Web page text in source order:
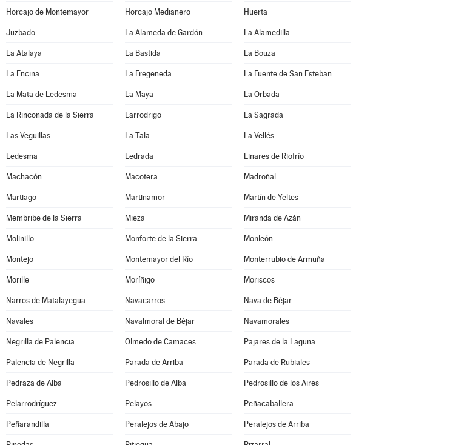
Horcajo de Montemayor Horcajo Medianero Huerta
Juzbado La Alameda de Gardón La Alamedilla
La Atalaya La Bastida La Bouza
La Encina La Fregeneda La Fuente de San Esteban
La Mata de Ledesma La Maya La Orbada
La Rinconada de la Sierra Larrodrigo La Sagrada
Las Veguillas La Tala La Vellés
Ledesma Ledrada Linares de Riofrío
Machacón Macotera Madroñal
Martiago Martinamor Martín de Yeltes
Membribe de la Sierra Mieza Miranda de Azán
Molinillo Monforte de la Sierra Monleón
Montejo Montemayor del Río Monterrubio de Armuña
Morille Moríñigo Moriscos
Narros de Matalayegua Navacarros Nava de Béjar
Navales Navalmoral de Béjar Navamorales
Negrilla de Palencia Olmedo de Camaces Pajares de la Laguna
Palencia de Negrilla Parada de Arriba Parada de Rubiales
Pedraza de Alba Pedrosillo de Alba Pedrosillo de los Aires
Pelarrodríguez Pelayos Peñacaballera
Peñarandilla Peralejos de Abajo Peralejos de Arriba